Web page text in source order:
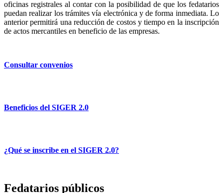
oficinas registrales al contar con la posibilidad de que los fedatarios
puedan realizar los trámites vía electrónica y de forma inmediata. Lo
anterior permitirá una reducción de costos y tiempo en la inscripción
de actos mercantiles en beneficio de las empresas.
Consultar convenios
Beneficios del SIGER 2.0
¿Qué se inscribe en el SIGER 2.0?
Fedatarios públicos